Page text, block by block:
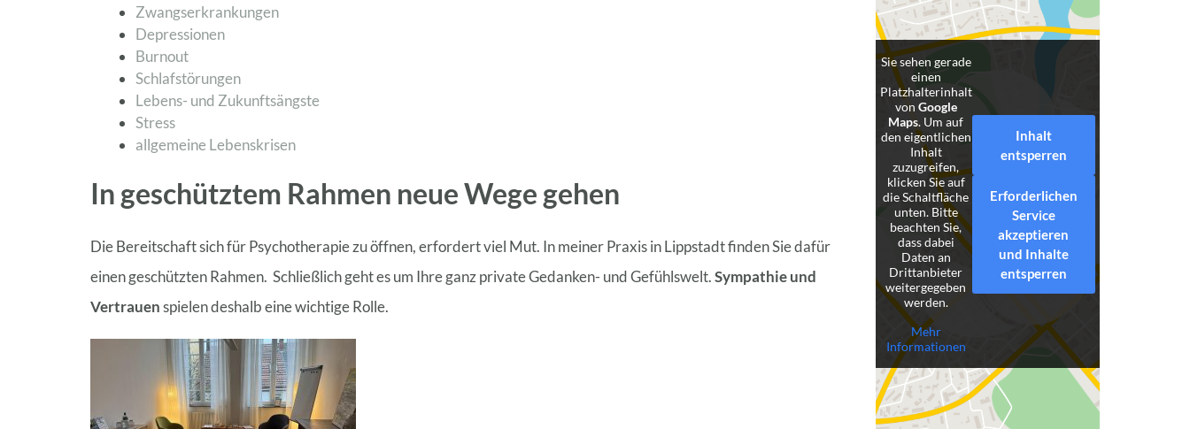
Zwangserkrankungen
Depressionen
Burnout
Schlafstörungen
Lebens- und Zukunftsängste
Stress
allgemeine Lebenskrisen
In geschütztem Rahmen neue Wege gehen
Die Bereitschaft sich für Psychotherapie zu öffnen, erfordert viel Mut. In meiner Praxis in Lippstadt finden Sie dafür
einen geschützten Rahmen. Schließlich geht es um Ihre ganz private Gedanken- und Gefühlswelt.Sympathie und
Vertrauenspielen deshalb eine wichtige Rolle.
Sie sehen gerade
einen
Platzhalterinhalt
von Google
Maps. Um auf
den eigentlichen
Inhalt
zuzugreifen,
klicken Sie auf
die Schaltfläche
unten. Bitte
beachten Sie,
dass dabei
Daten an
Drittanbieter
weitergegeben
werden.
Mehr
Informationen
Inhalt
entsperren
Erforderlichen
Service
akzeptieren
und Inhalte
entsperren